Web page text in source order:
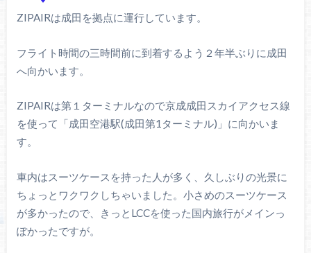
ZIPAIRは成田を拠点に運行しています。
フライト時間の三時間前に到着するよう２年半ぶりに成田
へ向かいます。
ZIPAIRは第１ターミナルなので京成成田スカイアクセス線
を使って「成田空港駅(成田第1ターミナル)」に向かいま
す。
車内はスーツケースを持った人が多く、久しぶりの光景に
ちょっとワクワクしちゃいました。小さめのスーツケース
が多かったので、きっとLCCを使った国内旅行がメインっ
ぽかったですが。